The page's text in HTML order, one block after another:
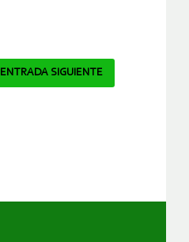
ENTRADA SIGUIENTE